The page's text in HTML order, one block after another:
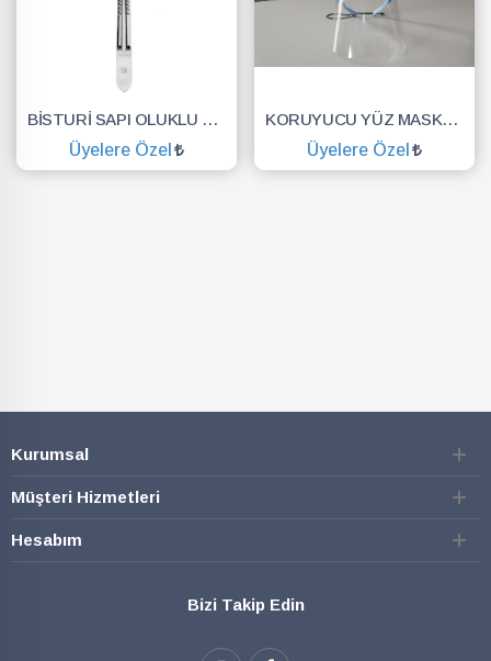
BİSTURİ SAPI OLUKLU NO.3
Üyelere Özel
KORUYUCU YÜZ MASKESİ SİPERLİK.YÜZ KALKANI.DENTAL MASKE
Üyelere Özel
Kurumsal
Müşteri Hizmetleri
Hesabım
Bizi Takip Edin